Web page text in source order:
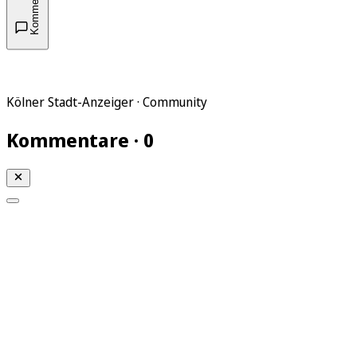
Kölner Stadt-Anzeiger · Community
Kommentare · 0